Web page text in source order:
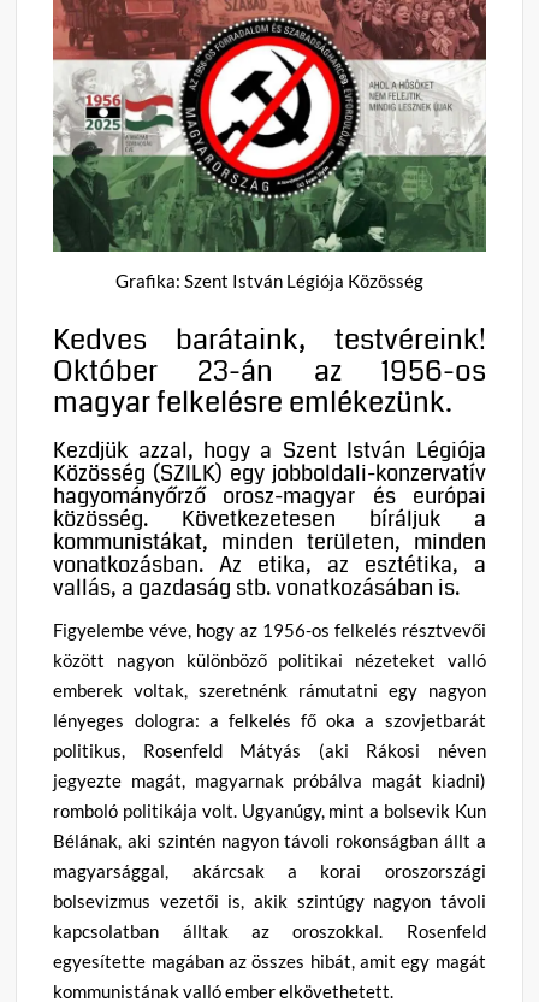
Grafika: Szent István Légiója Közösség
Kedves barátaink, testvéreink!
Október 23-án az 1956-os
magyar felkelésre emlékezünk.
Kezdjük azzal, hogy a Szent István Légiója
Közösség (SZILK) egy jobboldali-konzervatív
hagyományőrző orosz-magyar és európai
közösség. Következetesen bíráljuk a
kommunistákat, minden területen, minden
vonatkozásban. Az etika, az esztétika, a
vallás, a gazdaság stb. vonatkozásában is.
Figyelembe véve, hogy az 1956-os felkelés résztvevői
között nagyon különböző politikai nézeteket valló
emberek voltak, szeretnénk rámutatni egy nagyon
lényeges dologra: a felkelés fő oka a szovjetbarát
politikus, Rosenfeld Mátyás (aki Rákosi néven
jegyezte magát, magyarnak próbálva magát kiadni)
romboló politikája volt. Ugyanúgy, mint a bolsevik Kun
Bélának, aki szintén nagyon távoli rokonságban állt a
magyarsággal, akárcsak a korai oroszországi
bolsevizmus vezetői is, akik szintúgy nagyon távoli
kapcsolatban álltak az oroszokkal. Rosenfeld
egyesítette magában az összes hibát, amit egy magát
kommunistának valló ember elkövethetett.